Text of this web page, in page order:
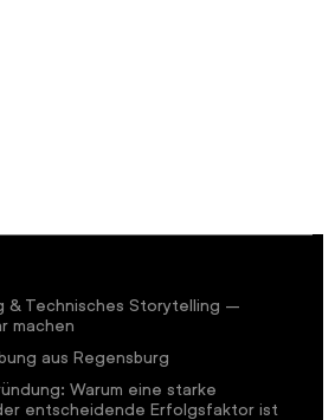
& Technisches Storytelling –
machen
aus Regensburg
Warum eine starke
entscheidende Erfolgsfaktor ist